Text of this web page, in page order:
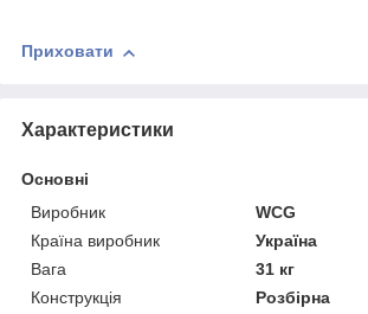
Приховати
Характеристики
Основні
Виробник
WCG
Країна виробник
Україна
Вага
31 кг
Конструкція
Розбірна